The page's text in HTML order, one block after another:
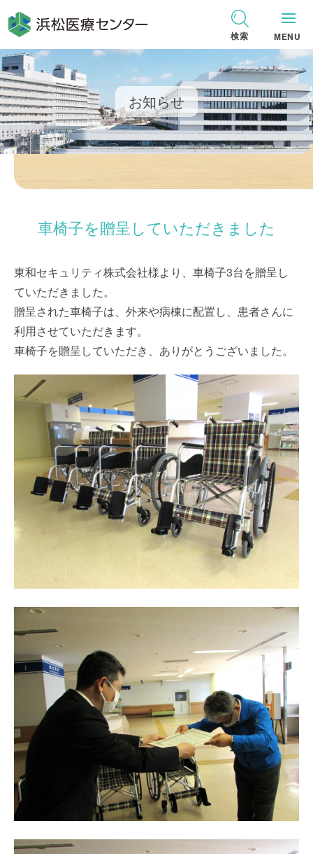
ロ
ー
バ
ル
ナ
ビ
ゲ
文
へ
ー
カ
ル
ナ
ビ
ゲ
ー
ッ
タ
ー
へ
検索 MENU
お知らせ
車椅子を贈呈していただきました
東和セキュリティ株式会社様より、車椅子3台を贈呈し
ていただきました。
贈呈された車椅子は、外来や病棟に配置し、患者さんに
利用させていただきます。
車椅子を贈呈していただき、ありがとうございました。